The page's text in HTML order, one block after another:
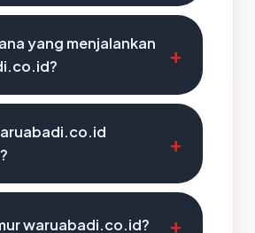
yang menjalankan
waruabadi.co.id?